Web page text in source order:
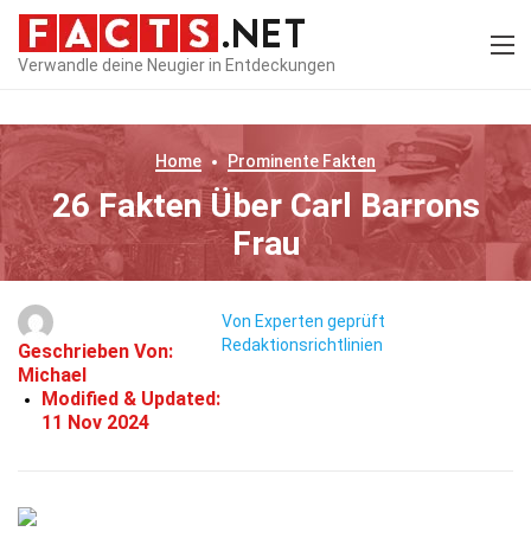
Verwandle deine Neugier in Entdeckungen
Home Prominente Fakten
26 Fakten Über Carl Barrons
Frau
Geschrieben Von:
Michael
Modified & Updated:
11 Nov 2024
Von Experten geprüft
Redaktionsrichtlinien